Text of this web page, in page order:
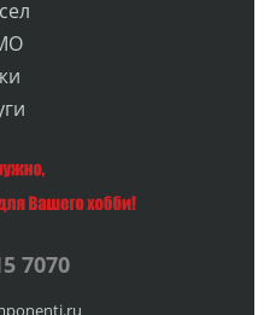
7070